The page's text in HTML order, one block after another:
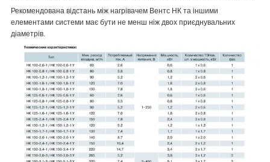
Рекомендована відстань між нагрівачем Вентс НК та іншими
елементами системи має бути не менш ніж двох приєднувальних
діаметрів.